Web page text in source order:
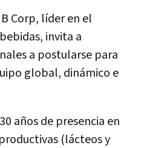
Corp, líder en el
invita a
a postularse para
global, dinámico e
años de presencia en
(lácteos y